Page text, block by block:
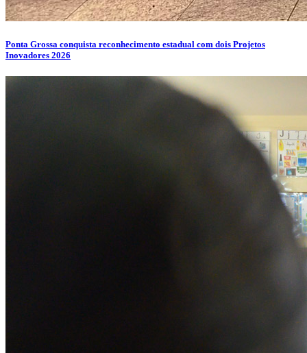
Ponta Grossa conquista reconhecimento estadual com dois Projetos
Inovadores 2026